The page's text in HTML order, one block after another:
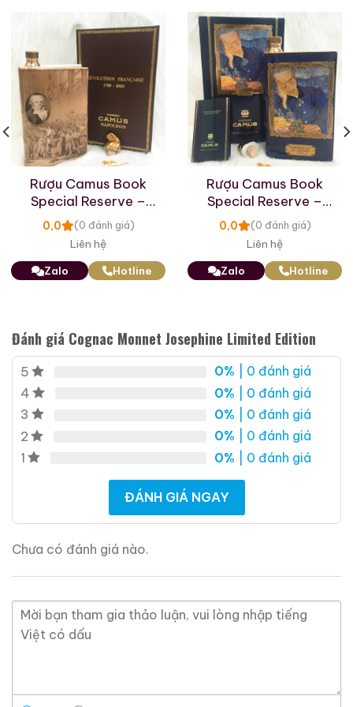
Zalo Hotline Zalo
Giới Thiệu Một Số Mẫu Rượu Whisky
Macallan 18 Sherry
Oak 1997
Macallan 18 Sherry
Oak 1996
700ml / 43%
0,0 (0 đánh giá)
28.880.000₫
Zalo Hotline
Giới Thiệu Một Số Mẫu Rượu Cognac
Rượu Camus Book
Special Reserve –
Revolution Francaise
0,0 (0 đánh giá)
Liên hệ
Zalo Hotline
Rượu Camus Book
Special Reserve –
Portrait Of Dr. Gachet
0,0 (0 đánh giá)
Liên hệ
Zalo Hotline
Đánh giá Cognac Monnet Josephine Limited Edition
5 0% | 0 đánh giá
4
0% | 0 đánh giá
3
0% | 0 đánh giá
2
0% | 0 đánh giá
1
0% | 0 đánh giá
ĐÁNH GIÁ NGAY
Chưa có đánh giá nào.